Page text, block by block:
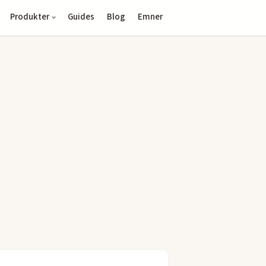
Produkter Guides Blog Emner